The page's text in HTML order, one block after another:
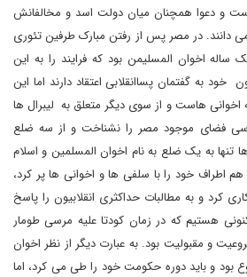
و دعوا همچنان میان دولت اسد و مخالفانش
دانند. در مصر پس از رفتن مبارک طرفین تئوری
ساله اخوان المسلیمن بود که فرایند را به این
به گفتمان پساانقلابی اعتقاد دارند اما این
اخوانی هاست و از سوی دیگر متعلق به لیبرال ها
فضای موجود مصر را نشناخت و از سه ضلع
تنها به یک ضلع به نام اخوان المسلمین و اسلام
اطراف خود را با سلفی ها و اخوانی ها پر کرد،
کرد و به مطالبات حداکثری انقلابیون را پاسخ
هستیم که در زمان کودتا علیه مرسی طومار
و مقبولیت بود. به عبارت دیگر از نظر اخوان
و باید دوره حکومت خود را طی می کرد، اما